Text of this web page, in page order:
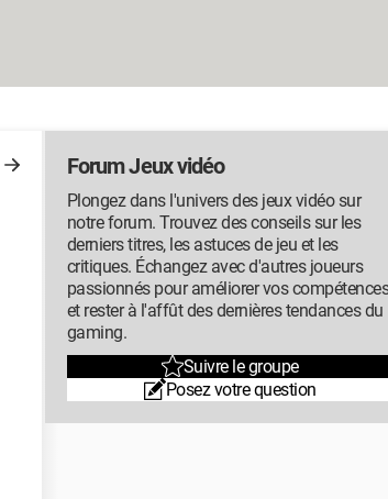
Forum Jeux vidéo
Plongez dans l'univers des jeux vidéo sur
notre forum. Trouvez des conseils sur les
derniers titres, les astuces de jeu et les
critiques. Échangez avec d'autres joueurs
passionnés pour améliorer vos
et rester à l'affût des dernières tendances du
gaming.
Suivre le groupe
Posez votre question